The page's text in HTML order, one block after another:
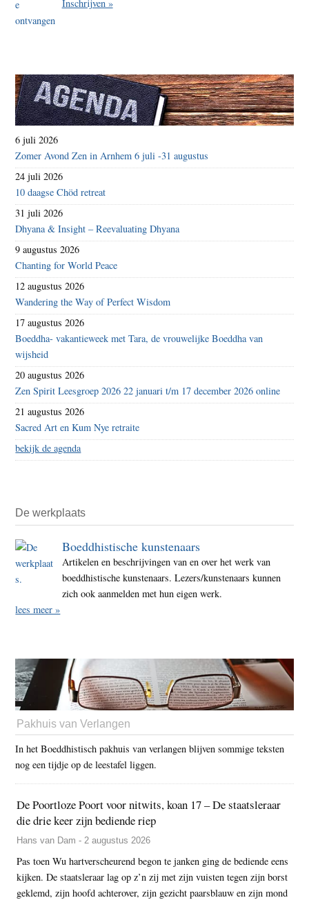
Inschrijven »
6 juli 2026
Zomer Avond Zen in Arnhem 6 juli -31 augustus
24 juli 2026
10 daagse Chöd retreat
31 juli 2026
Dhyana & Insight – Reevaluating Dhyana
9 augustus 2026
Chanting for World Peace
12 augustus 2026
Wandering the Way of Perfect Wisdom
17 augustus 2026
Boeddha- vakantieweek met Tara, de vrouwelijke Boeddha van
wijsheid
20 augustus 2026
Zen Spirit Leesgroep 2026 22 januari t/m 17 december 2026 online
21 augustus 2026
Sacred Art en Kum Nye retraite
bekijk de agenda
De werkplaats
Boeddhistische kunstenaars
Artikelen en beschrijvingen van en over het werk van
boeddhistische kunstenaars. Lezers/kunstenaars kunnen
zich ook aanmelden met hun eigen werk.
lees meer »
Pakhuis van Verlangen
In het Boeddhistisch pakhuis van verlangen blijven sommige teksten
nog een tijdje op de leestafel liggen.
De Poortloze Poort voor nitwits, koan 17 – De staatsleraar
die drie keer zijn bediende riep
Hans van Dam - 2 augustus 2026
Pas toen Wu hartverscheurend begon te janken ging de bediende eens
kijken. De staatsleraar lag op z’n zij met zijn vuisten tegen zijn borst
geklemd, zijn hoofd achterover, zijn gezicht paarsblauw en zijn mond